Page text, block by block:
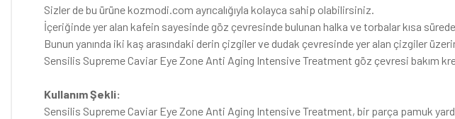
Sizler de bu ürüne kozmodi.com ayrıcalığıyla kolayca sahip olabilirsiniz.
İçeriğinde yer alan kafein sayesinde göz çevresinde bulunan halka ve torbalar kısa sürede
Bunun yanında iki kaş arasındaki derin çizgiler ve dudak çevresinde yer alan çizgiler
Sensilis Supreme Caviar Eye Zone Anti Aging Intensive Treatment göz çevresi bakım
Kullanım Şekli:
Sensilis Supreme Caviar Eye Zone Anti Aging Intensive Treatment, bir parça pamuk